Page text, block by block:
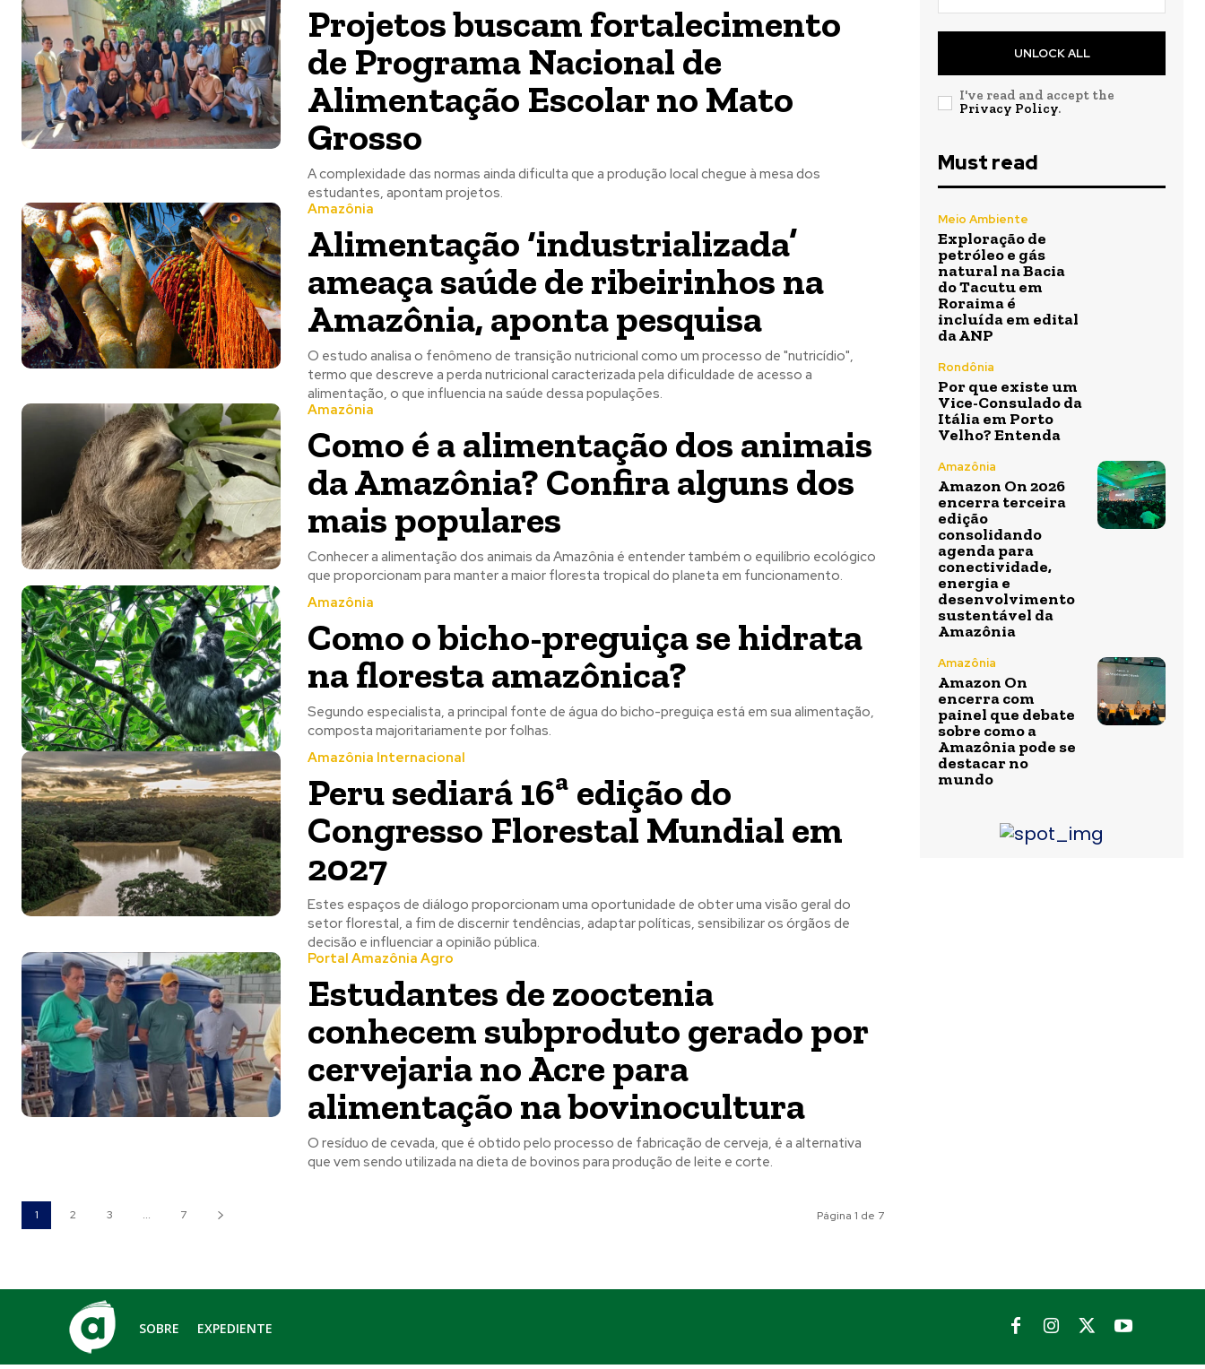
Projetos buscam fortalecimento
de Programa Nacional de
Alimentação Escolar no Mato
Grosso
A complexidade das normas ainda dificulta que a produção local chegue à mesa dos
estudantes, apontam projetos.
Amazônia
Alimentação ‘industrializada’
ameaça saúde de ribeirinhos na
Amazônia, aponta pesquisa
O estudo analisa o fenômeno de transição nutricional como um processo de "nutricídio",
termo que descreve a perda nutricional caracterizada pela dificuldade de acesso a
alimentação, o que influencia na saúde dessa populações.
Amazônia
Como é a alimentação dos animais
da Amazônia? Confira alguns dos
mais populares
Conhecer a alimentação dos animais da Amazônia é entender também o equilíbrio ecológico
que proporcionam para manter a maior floresta tropical do planeta em funcionamento.
Amazônia
Como o bicho-preguiça se hidrata
na floresta amazônica?
Segundo especialista, a principal fonte de água do bicho-preguiça está em sua alimentação,
composta majoritariamente por folhas.
Amazônia Internacional
Peru sediará 16ª edição do
Congresso Florestal Mundial em
2027
Estes espaços de diálogo proporcionam uma oportunidade de obter uma visão geral do
setor florestal, a fim de discernir tendências, adaptar políticas, sensibilizar os órgãos de
decisão e influenciar a opinião pública.
Portal Amazônia Agro
Estudantes de zooctenia
conhecem subproduto gerado por
cervejaria no Acre para
alimentação na bovinocultura
O resíduo de cevada, que é obtido pelo processo de fabricação de cerveja, é a alternativa
que vem sendo utilizada na dieta de bovinos para produção de leite e corte.
1 2 3 ... 7 Página 1 de 7
UNLOCK ALL
I've read and accept the
Privacy Policy.
Must read
Meio Ambiente
Exploração de
petróleo e gás
natural na Bacia
do Tacutu em
Roraima é
incluída em edital
da ANP
Rondônia
Por que existe um
Vice-Consulado da
Itália em Porto
Velho? Entenda
Amazônia
Amazon On 2026
encerra terceira
edição
consolidando
agenda para
conectividade,
energia e
desenvolvimento
sustentável da
Amazônia
Amazônia
Amazon On
encerra com
painel que debate
sobre como a
Amazônia pode se
destacar no
mundo
SOBRE EXPEDIENTE